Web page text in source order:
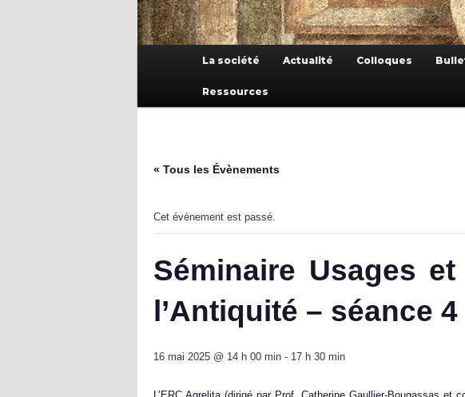
La société Actualité Colloques
Ressources
« Tous les Évènements
Cet évènement est passé.
Séminaire Usages
l’Antiquité – séance 4
16 mai 2025 @ 14 h 00 min - 17 h 30 min